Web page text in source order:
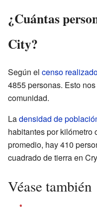
¿Cuántas
City?
Según el censo
4855 personas. Esto
comunidad.
Ladensidad de
habitantes por kilómetro
promedio, hay 410
cuadrado de tierra en
Véase también